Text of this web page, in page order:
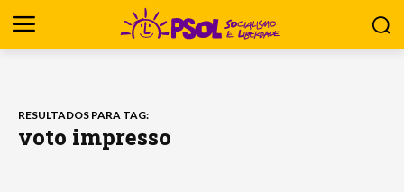
RESULTADOS PARA TAG:
voto impresso